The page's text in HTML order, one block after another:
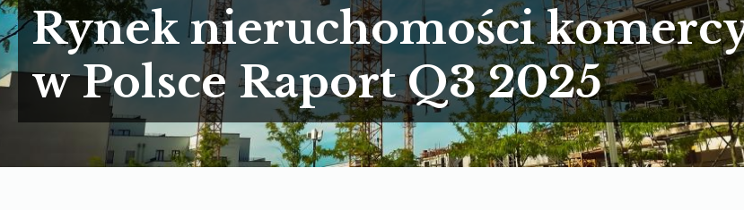
Rynek nieruchomości
w Polsce Raport Q3 2025